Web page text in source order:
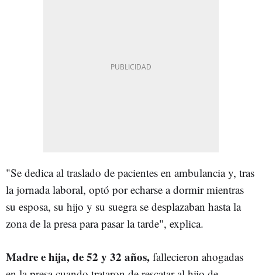
"Se dedica al traslado de pacientes en ambulancia y, tras
la jornada laboral, optó por echarse a dormir mientras
su esposa, su hijo y su suegra se desplazaban hasta la
zona de la presa para pasar la tarde", explica.
Madre e hija, de 52 y 32 años, fallecieron ahogadas